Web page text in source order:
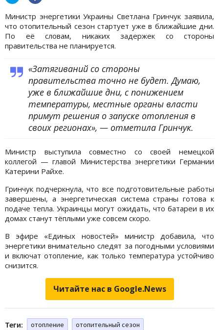
Министр энергетики Украины Светлана Гринчук заявила,
что отопительный сезон стартует уже в ближайшие дни.
По её словам, никаких задержек со стороны
правительства не планируется.
«Затягиваний со стороны
правительства точно не будет. Думаю,
уже в ближайшие дни, с понижением
температуры, местные органы власти
примут решения о запуске отопления в
своих регионах», — отметила Гринчук.
Министр выступила совместно со своей немецкой
коллегой — главой Министерства энергетики Германии
Катерини Райхе.
Гринчук подчеркнула, что все подготовительные работы
завершены, а энергетическая система страны готова к
подаче тепла. Украинцы могут ожидать, что батареи в их
домах станут тёплыми уже совсем скоро.
В эфире «Единых новостей» министр добавила, что
энергетики внимательно следят за погодными условиями
и включат отопление, как только температура устойчиво
снизится.
Читайте нас в Google.News
Теги: отопление отопительный сезон